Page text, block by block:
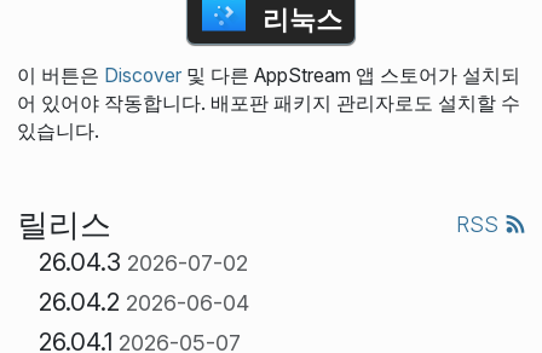
리눅스
이 버튼은 Discover및 다른 AppStream 앱 스토어가 설치되
어 있어야 작동합니다. 배포판 패키지 관리자로도 설치할 수
있습니다.
릴리스 RSS
26.04.3 2026-07-02
26.04.2 2026-06-04
26.04.1 2026-05-07